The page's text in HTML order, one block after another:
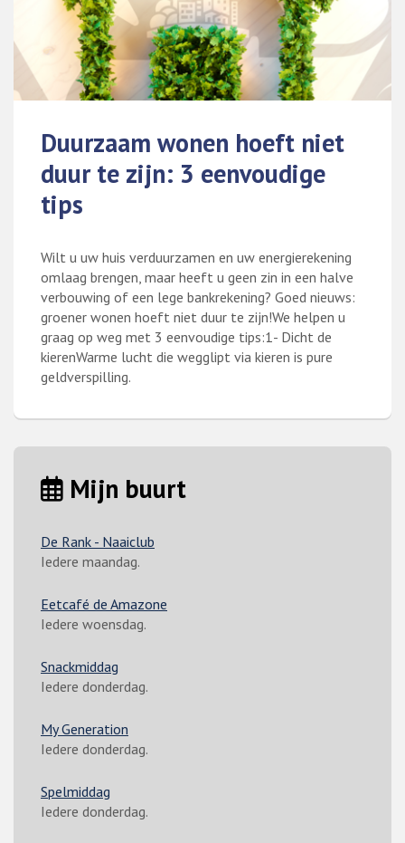
Duurzaam wonen hoeft niet
duur te zijn: 3 eenvoudige
tips
Wilt u uw huis verduurzamen en uw energierekening
omlaag brengen, maar heeft u geen zin in een halve
verbouwing of een lege bankrekening? Goed nieuws:
groener wonen hoeft niet duur te zijn!We helpen u
graag op weg met 3 eenvoudige tips:1- Dicht de
kierenWarme lucht die wegglipt via kieren is pure
geldverspilling.
Mijn buurt
De Rank - Naaiclub
Iedere maandag.
Eetcafé de Amazone
Iedere woensdag.
Snackmiddag
Iedere donderdag.
My Generation
Iedere donderdag.
Spelmiddag
Iedere donderdag.